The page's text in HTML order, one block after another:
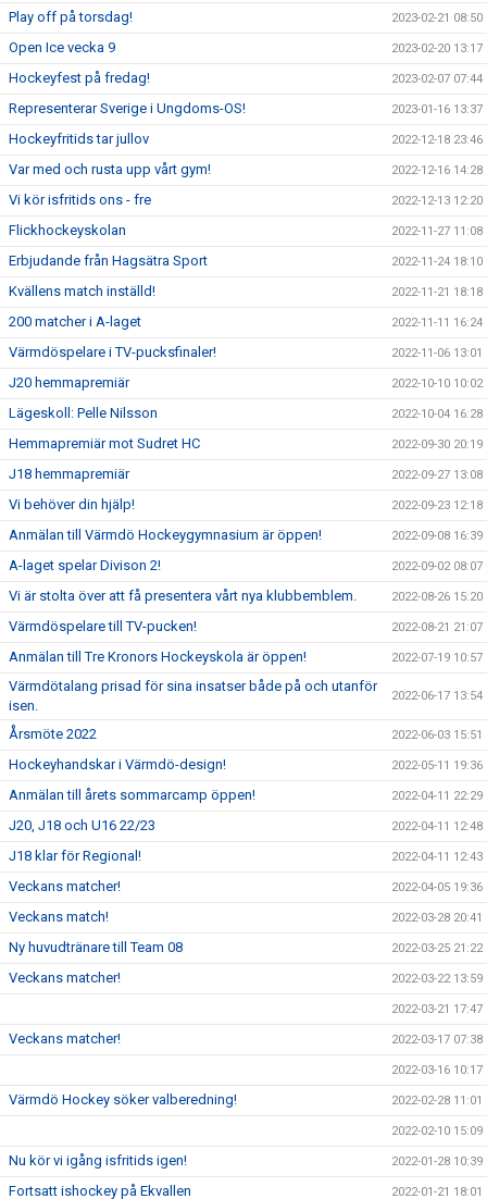
Play off på torsdag! 2023-02-21 08:50
Open Ice vecka 9 2023-02-20 13:17
Hockeyfest på fredag! 2023-02-07 07:44
Representerar Sverige i Ungdoms-OS! 2023-01-16 13:37
Hockeyfritids tar jullov 2022-12-18 23:46
Var med och rusta upp vårt gym! 2022-12-16 14:28
Vi kör isfritids ons - fre 2022-12-13 12:20
Flickhockeyskolan 2022-11-27 11:08
Erbjudande från Hagsätra Sport 2022-11-24 18:10
Kvällens match inställd! 2022-11-21 18:18
200 matcher i A-laget 2022-11-11 16:24
Värmdöspelare i TV-pucksfinaler! 2022-11-06 13:01
J20 hemmapremiär 2022-10-10 10:02
Lägeskoll: Pelle Nilsson 2022-10-04 16:28
Hemmapremiär mot Sudret HC 2022-09-30 20:19
J18 hemmapremiär 2022-09-27 13:08
Vi behöver din hjälp! 2022-09-23 12:18
Anmälan till Värmdö Hockeygymnasium är öppen! 2022-09-08 16:39
A-laget spelar Divison 2! 2022-09-02 08:07
Vi är stolta över att få presentera vårt nya klubbemblem. 2022-08-26 15:20
Värmdöspelare till TV-pucken! 2022-08-21 21:07
Anmälan till Tre Kronors Hockeyskola är öppen! 2022-07-19 10:57
Värmdötalang prisad för sina insatser både på och utanför
isen.
2022-06-17 13:54
Årsmöte 2022 2022-06-03 15:51
Hockeyhandskar i Värmdö-design! 2022-05-11 19:36
Anmälan till årets sommarcamp öppen! 2022-04-11 22:29
J20, J18 och U16 22/23 2022-04-11 12:48
J18 klar för Regional! 2022-04-11 12:43
Veckans matcher! 2022-04-05 19:36
Veckans match! 2022-03-28 20:41
Ny huvudtränare till Team 08 2022-03-25 21:22
Veckans matcher! 2022-03-22 13:59
2022-03-21 17:47
Veckans matcher! 2022-03-17 07:38
2022-03-16 10:17
Värmdö Hockey söker valberedning! 2022-02-28 11:01
2022-02-10 15:09
Nu kör vi igång isfritids igen! 2022-01-28 10:39
Fortsatt ishockey på Ekvallen 2022-01-21 18:01